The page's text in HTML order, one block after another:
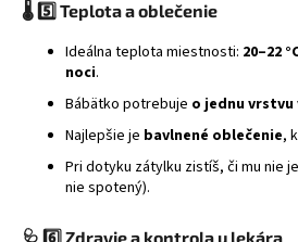
🌡️5️⃣ Teplota a oblečenie
Ideálna teplota miestnosti: 20–22
noci.
Bábätko potrebuje o jednu vrstvu
Najlepšie je bavlnené oblečenie,
Pri dotyku zátylku zistíš, či mu nie
nie spotený).
🩺 6️⃣ Zdravie a kontrola u lekára